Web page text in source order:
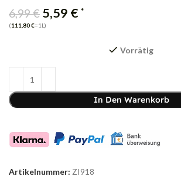
6,99€ 5,59 € *
(111,80€=1L)
Vorrätig
In Den Warenkorb
Artikelnummer: ZI918